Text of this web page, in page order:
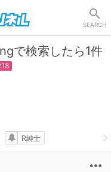
SEARCH
で検索したら1件
R紳士